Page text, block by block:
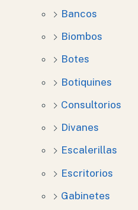
Bancos
Biombos
Botes
Botiquines
Consultorios
Divanes
Escalerillas
Escritorios
Gabinetes